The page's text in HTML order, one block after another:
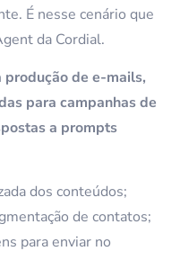
É nesse cenário que
da Cordial.
de e-mails,
para campanhas de
a prompts
dos conteúdos;
de contatos;
para enviar no